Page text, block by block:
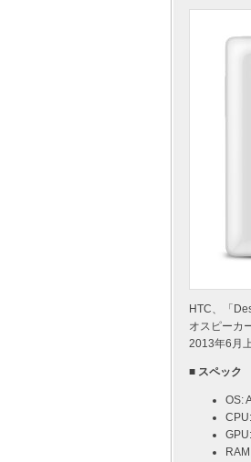
HTC、「
オスピーカ
2013年6月
■ スペック
OS: